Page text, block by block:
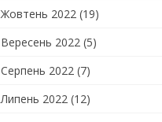
Жовтень 2022 (19)
Вересень 2022 (5)
Серпень 2022 (7)
Липень 2022 (12)